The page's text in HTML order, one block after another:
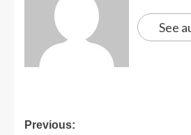
See
Previous: